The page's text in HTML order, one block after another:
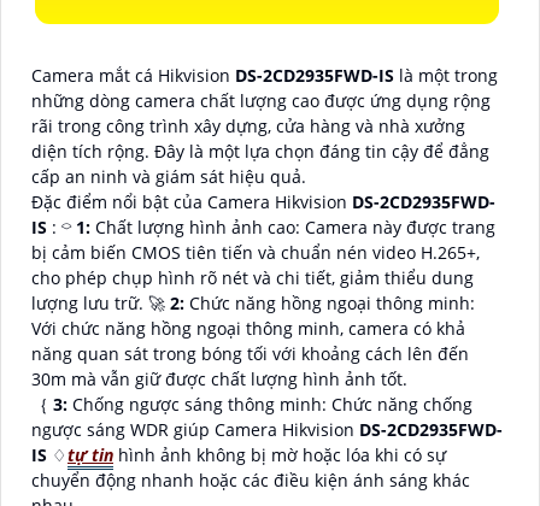
Camera mắt cá Hikvision DS-2CD2935FWD-IS là một trong
những dòng camera chất lượng cao được ứng dụng rộng
rãi trong công trình xây dựng, cửa hàng và nhà xưởng
diện tích rộng. Đây là một lựa chọn đáng tin cậy để đẳng
cấp an ninh và giám sát hiệu quả.
Đặc điểm nổi bật của Camera Hikvision DS-2CD2935FWD-
IS : ⌔ 1: Chất lượng hình ảnh cao: Camera này được trang
bị cảm biến CMOS tiên tiến và chuẩn nén video H.265+,
cho phép chụp hình rõ nét và chi tiết, giảm thiểu dung
lượng lưu trữ. ️🚀 2: Chức năng hồng ngoại thông minh:
Với chức năng hồng ngoại thông minh, camera có khả
năng quan sát trong bóng tối với khoảng cách lên đến
30m mà vẫn giữ được chất lượng hình ảnh tốt.
｛ 3: Chống ngược sáng thông minh: Chức năng chống
ngược sáng WDR giúp Camera Hikvision DS-2CD2935FWD-
IS ♢tự tin hình ảnh không bị mờ hoặc lóa khi có sự
chuyển động nhanh hoặc các điều kiện ánh sáng khác